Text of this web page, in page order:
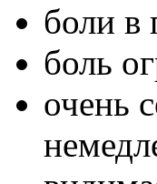
боли в
боль
очень